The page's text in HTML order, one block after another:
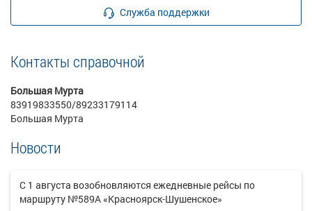
Служба поддержки
Контакты справочной
Большая Мурта
83919833550/89233179114
Большая Мурта
Новости
С 1 августа возобновляются ежедневные рейсы по
маршруту №589А «Красноярск-Шушенское»